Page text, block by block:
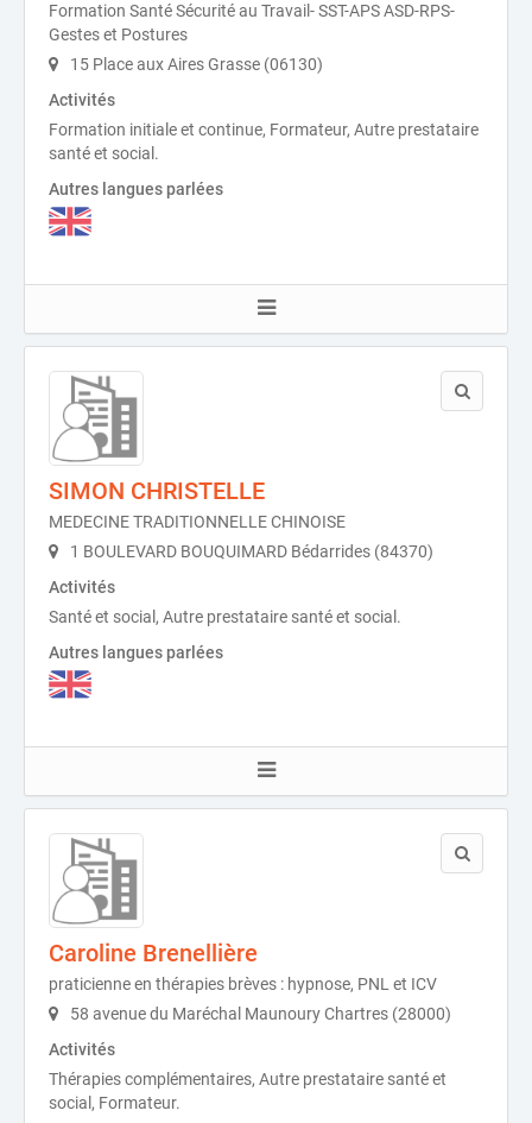
Formation Santé Sécurité au Travail- SST-APS ASD-RPS-
Gestes et Postures
15 Place aux Aires Grasse (06130)
Activités
Formation initiale et continue, Formateur, Autre prestataire
santé et social.
Autres langues parlées
SIMON CHRISTELLE
MEDECINE TRADITIONNELLE CHINOISE
1 BOULEVARD BOUQUIMARD Bédarrides (84370)
Activités
Santé et social, Autre prestataire santé et social.
Autres langues parlées
Caroline Brenellière
praticienne en thérapies brèves : hypnose, PNL et ICV
58 avenue du Maréchal Maunoury Chartres (28000)
Activités
Thérapies complémentaires, Autre prestataire santé et
social, Formateur.